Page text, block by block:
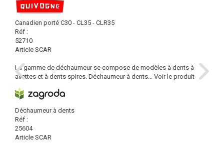
Canadien porté C30 - CL35 - CLR35
Réf :
52710
Article SCAR
La gamme de déchaumeur se compose de modèles à dents à
ailettes et à dents spires. Déchaumeur à dents... Voir le produit
Déchaumeur à dents
Réf :
25604
Article SCAR